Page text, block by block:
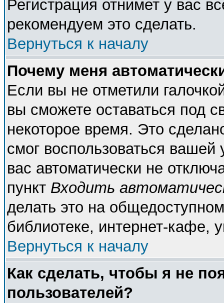
Регистрация отнимет у вас
рекомендуем это сделать.
Вернуться к началу
Почему меня
Если вы не отметили
вы сможете оставаться под
некоторое время. Это
смог воспользоваться
вас автоматически не
пункт Входить
делать это на
библиотеке, интернет-кафе,
Вернуться к началу
Как сделать, чтобы я не
пользователей?